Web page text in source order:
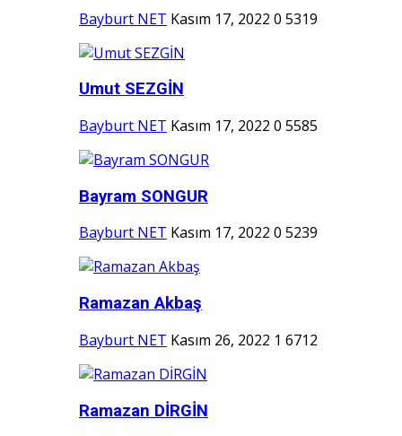
Bayburt NET Kasım 17, 2022 0 5319
Umut SEZGİN
Bayburt NET Kasım 17, 2022 0 5585
Bayram SONGUR
Bayburt NET Kasım 17, 2022 0 5239
Ramazan Akbaş
Bayburt NET Kasım 26, 2022 1 6712
Ramazan DİRGİN